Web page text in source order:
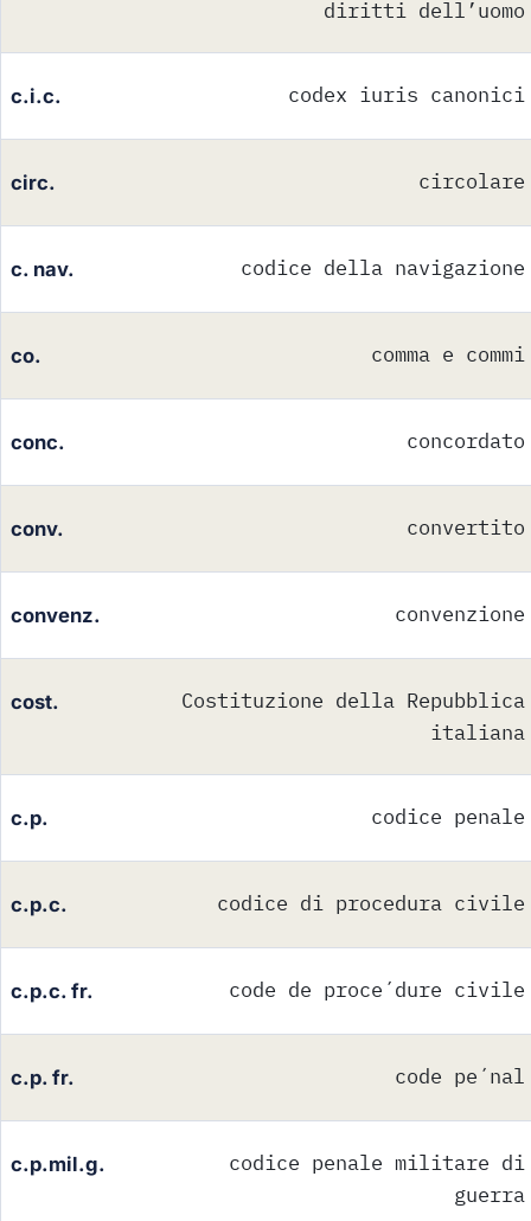
diritti dell’uomo
c.i.c. codex iuris canonici
circ. circolare
c. nav. codice della navigazione
co. comma e commi
conc. concordato
conv. convertito
convenz. convenzione
cost.
Costituzione della Repubblica
italiana
c.p. codice penale
c.p.c. codice di procedura civile
c.p.c. fr. code de proce´dure civile
c.p. fr. code pe´nal
c.p.mil.g.
codice penale militare di
guerra